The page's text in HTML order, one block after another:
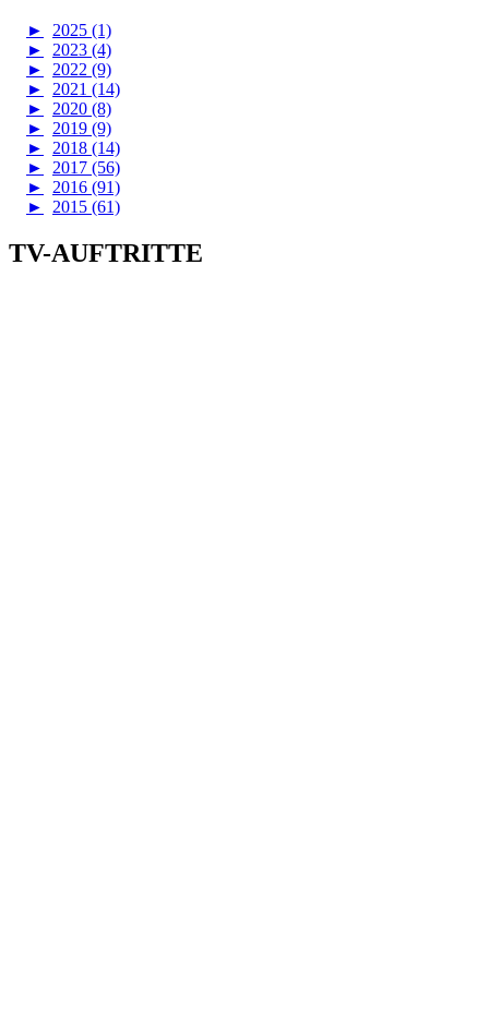
►
2025 (1)
►
2023 (4)
►
2022 (9)
►
2021 (14)
►
2020 (8)
►
2019 (9)
►
2018 (14)
►
2017 (56)
►
2016 (91)
►
2015 (61)
TV-AUFTRITTE